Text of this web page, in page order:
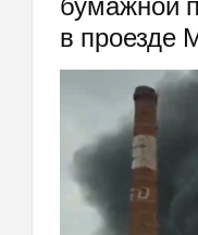
в проезде